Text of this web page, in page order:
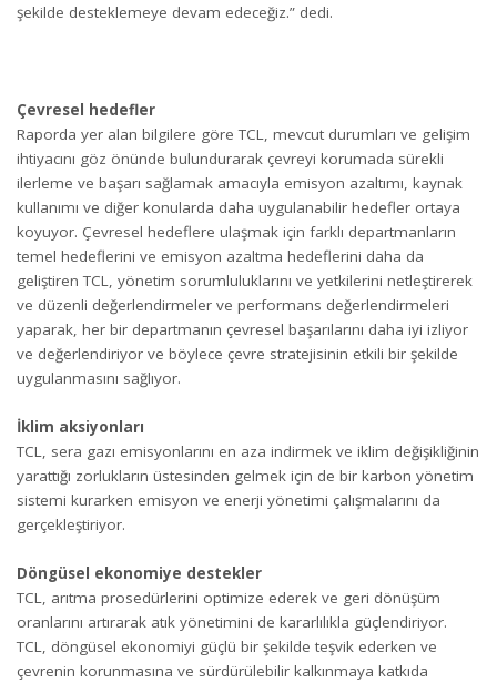
şekilde desteklemeye devam edeceğiz.” dedi.
Çevresel hedefler
Raporda yer alan bilgilere göre TCL, mevcut durumları ve gelişim
ihtiyacını göz önünde bulundurarak çevreyi korumada sürekli
ilerleme ve başarı sağlamak amacıyla emisyon azaltımı, kaynak
kullanımı ve diğer konularda daha uygulanabilir hedefler ortaya
koyuyor. Çevresel hedeflere ulaşmak için farklı departmanların
temel hedeflerini ve emisyon azaltma hedeflerini daha da
geliştiren TCL, yönetim sorumluluklarını ve yetkilerini netleştirerek
ve düzenli değerlendirmeler ve performans değerlendirmeleri
yaparak, her bir departmanın çevresel başarılarını daha iyi izliyor
ve değerlendiriyor ve böylece çevre stratejisinin etkili bir şekilde
uygulanmasını sağlıyor.
İklim aksiyonları
TCL, sera gazı emisyonlarını en aza indirmek ve iklim değişikliğinin
yarattığı zorlukların üstesinden gelmek için de bir karbon yönetim
sistemi kurarken emisyon ve enerji yönetimi çalışmalarını da
gerçekleştiriyor.
Döngüsel ekonomiye destekler
TCL, arıtma prosedürlerini optimize ederek ve geri dönüşüm
oranlarını artırarak atık yönetimini de kararlılıkla güçlendiriyor.
TCL, döngüsel ekonomiyi güçlü bir şekilde teşvik ederken ve
çevrenin korunmasına ve sürdürülebilir kalkınmaya katkıda